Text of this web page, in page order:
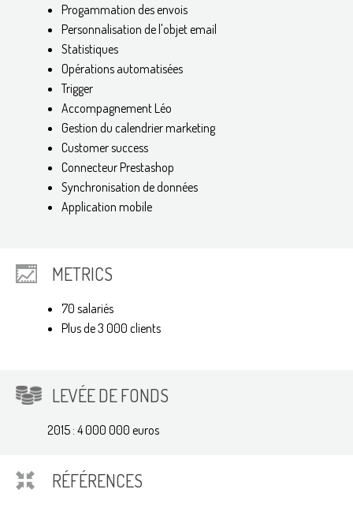
Progammation des envois
Personnalisation de l'objet email
Statistiques
Opérations automatisées
Trigger
Accompagnement Léo
Gestion du calendrier marketing
Customer success
Connecteur Prestashop
Synchronisation de données
Application mobile
METRICS
70 salariés
Plus de 3 000 clients
LEVÉE DE FONDS
2015 : 4 000 000 euros
RÉFÉRENCES